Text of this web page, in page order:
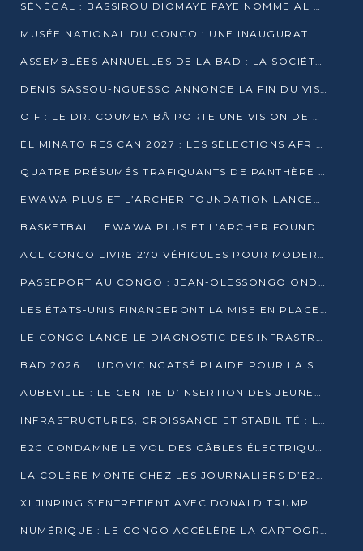
SÉNÉGAL : BASSIROU DIOMAYE FAYE NOMME AL AMINOU LÔ PREMIER MINISTRE
MUSÉE NATIONAL DU CONGO : UNE INAUGURATION PORTEUSE D’ESPOIR POUR LA CULTURE
ASSEMBLÉES ANNUELLES DE LA BAD : LA SOCIÉTÉ CIVILE CONGOLAISE À LA RECHERCHE DE PARTENAIRES POUR SES PROJETS
DENIS SASSOU-NGUESSO ANNONCE LA FIN DU VISA POUR LES AFRICAINS EN 2027
OIF : LE DR. COUMBA BÂ PORTE UNE VISION DE DIALOGUE, DE STABILITÉ ET DE RÉFORME À LA TÊTE
ÉLIMINATOIRES CAN 2027 : LES SÉLECTIONS AFRICAINES CONNAISSENT LEURS ADVERSAIRES
QUATRE PRÉSUMÉS TRAFIQUANTS DE PANTHÈRE ARRÊTÉS À EWO
EWAWA PLUS ET L’ARCHER FOUNDATION LANCENT UN CAMP DE BASKET POUR LES JEUNES À BRAZZAVILLE
BASKETBALL: EWAWA PLUS ET L’ARCHER FOUNDATION LANCENT UN CAMP POUR LES JEUNES
AGL CONGO LIVRE 270 VÉHICULES POUR MODERNISER LE TRANSPORT URBAIN
PASSEPORT AU CONGO : JEAN-OLESSONGO ONDAYE VEUT METTRE FIN AUX LENTEURS ADMINISTRATIVES
LES ÉTATS-UNIS FINANCERONT LA MISE EN PLACE DE JUSQU’À 50 CLINIQUES DE LUTTE CONTRE L’EBOLA
LE CONGO LANCE LE DIAGNOSTIC DES INFRASTRUCTURES SPORTIVES DU COMPLEXE DE KINTÉLÉ
BAD 2026 : LUDOVIC NGATSÉ PLAIDE POUR LA SOUVERAINETÉ FINANCIÈRE AFRICAINE
AUBEVILLE : LE CENTRE D’INSERTION DES JEUNES PRÊT À OUVRIR SES PORTES
INFRASTRUCTURES, CROISSANCE ET STABILITÉ : LA GUINÉE AFFÛTE SES AMBITIONS
E2C CONDAMNE LE VOL DES CÂBLES ÉLECTRIQUES APRÈS UNE VIDÉO VIRALE
LA COLÈRE MONTE CHEZ LES JOURNALIERS D’E2C QUI DÉNONCENT 20 ANS DE PRÉCARITÉ
XI JINPING S’ENTRETIENT AVEC DONALD TRUMP À BEIJING
NUMÉRIQUE : LE CONGO ACCÉLÈRE LA CARTOGRAPHIE DE SES INFRASTRUCTURES DIGITALES